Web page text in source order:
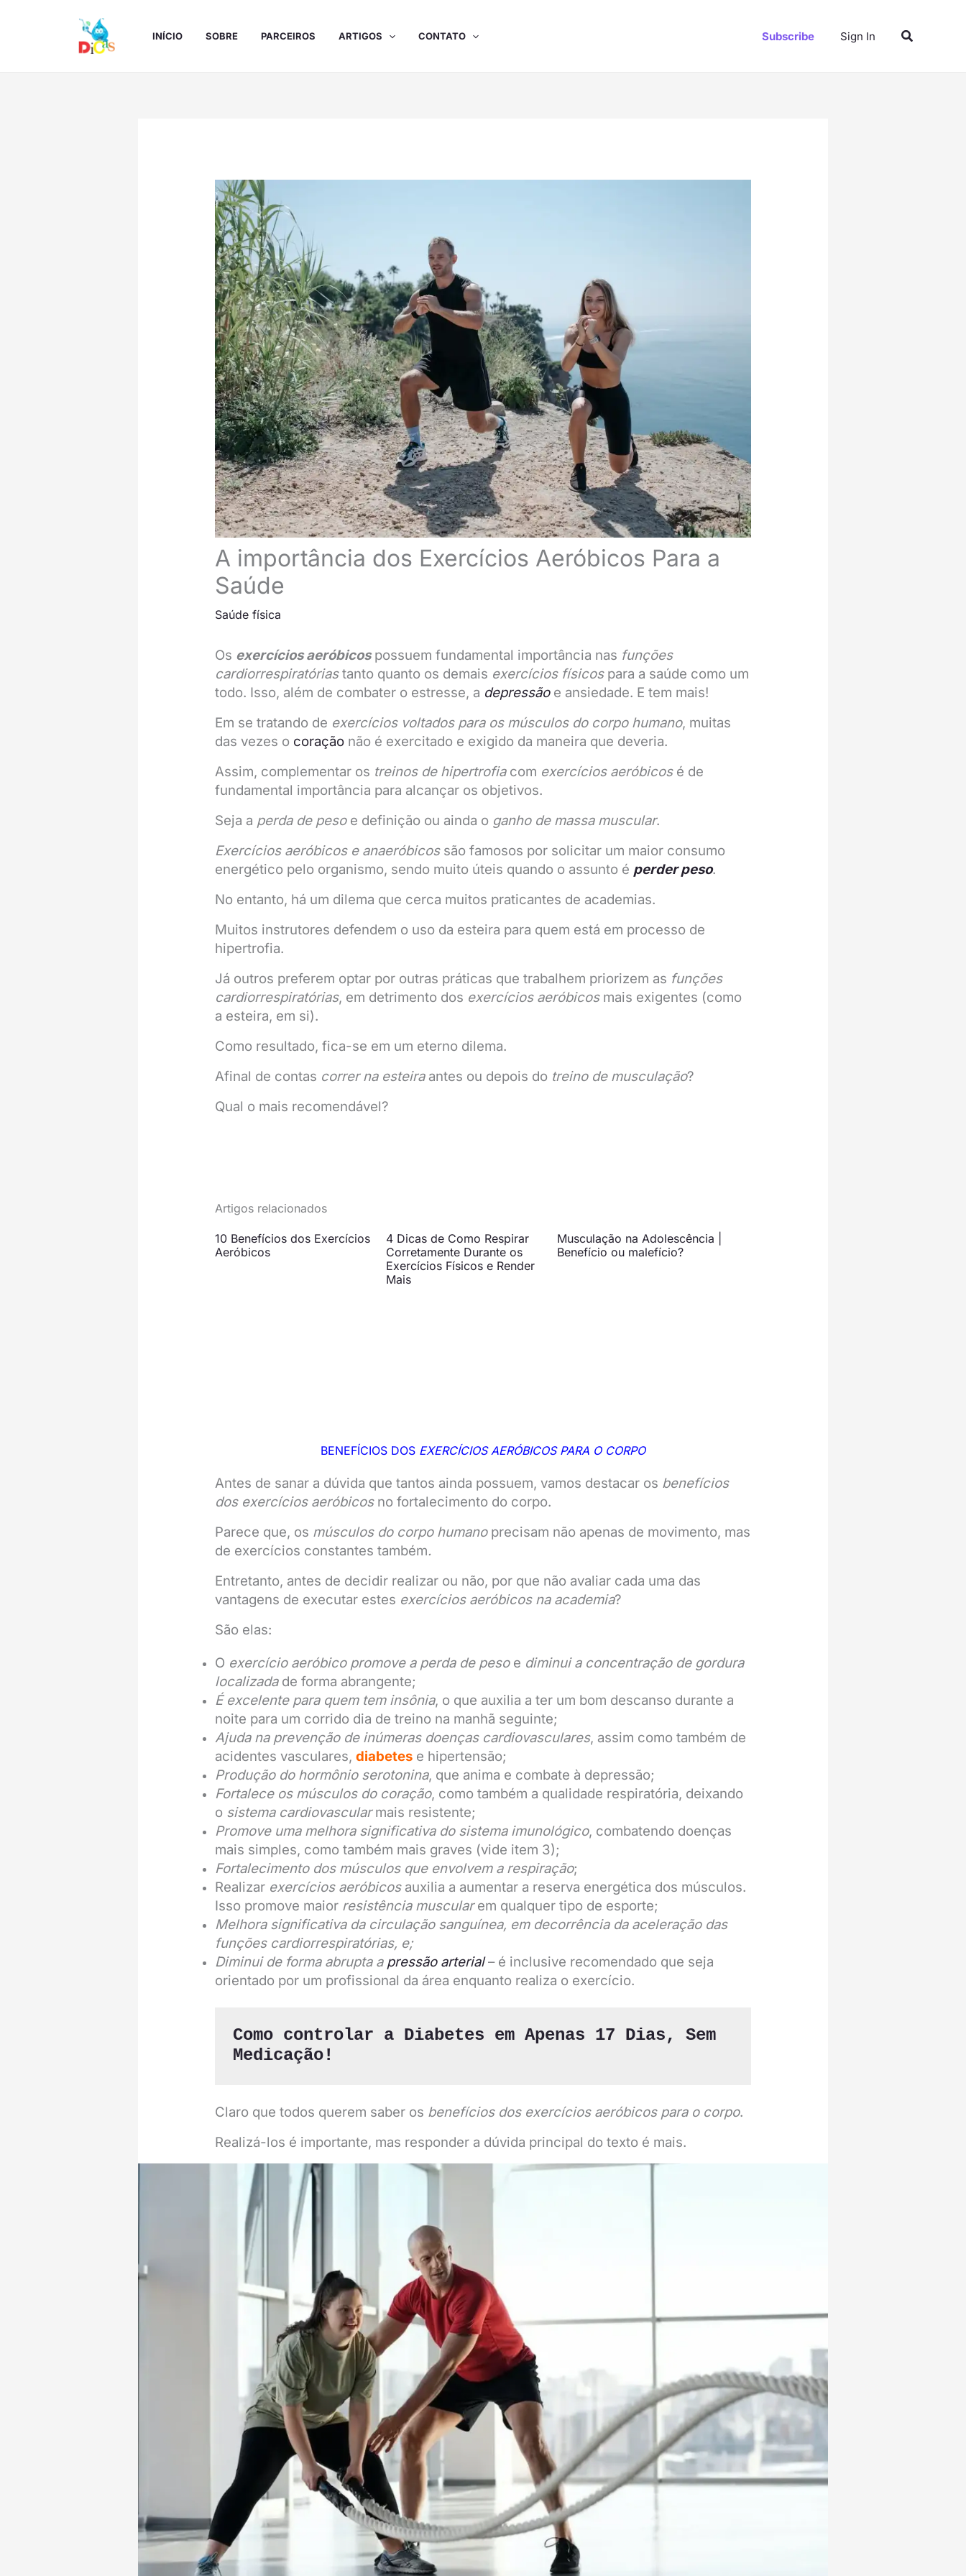
INÍCIO SOBRE PARCEIROS ARTIGOS CONTATO Subscribe Sign In Pesquisar
A importância dos Exercícios Aeróbicos Para a
Saúde
Saúde física
Os exercícios aeróbicospossuem fundamental importância nas funções
cardiorrespiratóriastanto quanto os demais exercícios físicospara a saúde como um
todo. Isso, além de combater o estresse, a depressãoe ansiedade. E tem mais!
Em se tratando de exercícios voltados para os músculosdo corpo humano, muitas
das vezes o coraçãonão é exercitado e exigido da maneira que deveria.
Assim, complementar os treinos de hipertrofiacom exercícios aeróbicosé de
fundamental importância para alcançar os objetivos.
Seja a perda de pesoe definição ou ainda o ganho de massa muscular.
Exercícios aeróbicos e anaeróbicossão famosos por solicitar um maior consumo
energético pelo organismo, sendo muito úteis quando o assunto é perder peso.
No entanto, há um dilema que cerca muitos praticantes de academias.
Muitos instrutores defendem o uso da esteira para quem está em processo de
hipertrofia.
Já outros preferem optar por outras práticas que trabalhem priorizem as funções
cardiorrespiratórias, em detrimento dos exercícios aeróbicosmais exigentes (como
a esteira, em si).
Como resultado, fica-se em um eterno dilema.
Afinal de contas correr na esteiraantes ou depois do treino de musculação?
Qual o mais recomendável?
Artigos relacionados
10 Benefícios dos Exercícios
Aeróbicos
4 Dicas de Como Respirar
Corretamente Durante os
Exercícios Físicos e Render
Mais
Musculação na Adolescência |
Benefício ou malefício?
BENEFÍCIOS DOS EXERCÍCIOS AERÓBICOS PARA O CORPO
Antes de sanar a dúvida que tantos ainda possuem, vamos destacar os benefícios
dos exercícios aeróbicosno fortalecimento do corpo.
Parece que, os músculos do corpo humano precisam não apenas de movimento, mas
de exercícios constantes também.
Entretanto, antes de decidir realizar ou não, por que não avaliar cada uma das
vantagens de executar estes exercícios aeróbicos na academia?
São elas:
O exercício aeróbico promove a perda de pesoe diminui a concentração de gordura
localizadade forma abrangente;
É excelente para quem tem insônia, o que auxilia a ter um bom descanso durante a
noite para um corrido dia de treino na manhã seguinte;
Ajuda na prevenção de inúmeras doenças cardiovasculares, assim como também de
acidentes vasculares, diabetese hipertensão;
Produção do hormônio serotonina, que anima e combate à depressão;
Fortalece os músculos do coração, como também a qualidade respiratória, deixando
o sistema cardiovascularmais resistente;
Promove uma melhora significativa do sistema imunológico, combatendo doenças
mais simples, como também mais graves (vide item 3);
Fortalecimento dos músculos que envolvem a respiração;
Realizar exercícios aeróbicosauxilia a aumentar a reserva energética dos músculos.
Isso promove maior resistência muscularem qualquer tipo de esporte;
Melhora significativa da circulação sanguínea, em decorrência da aceleração das
funções cardiorrespiratórias, e;
Diminui de forma abrupta a pressão arterial– é inclusive recomendado que seja
orientado por um profissional da área enquanto realiza o exercício.
Como controlar a Diabetes em Apenas 17 Dias, Sem
Medicação!
Claro que todos querem saber os benefícios dos exercícios aeróbicos para o corpo.
Realizá-los é importante, mas responder a dúvida principal do texto é mais.